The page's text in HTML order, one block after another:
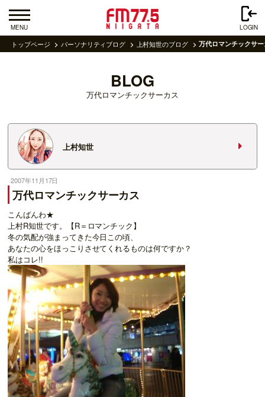
MENU LOGIN
トップページ パーソナリティブログ 上村知世のブログ 万代ロマンチックサ
BLOG
万代ロマンチックサーカス
上村知世
2007年11月17日
万代ロマンチックサーカス
こんばんわ★
上村R知世です。【R＝ロマンチック】
冬の気配が強まってきた今日この頃、
あなたの心をほっこりさせてくれるものは何ですか？
私はコレ!!